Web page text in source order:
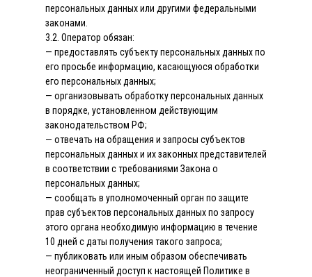
персональных данных или другими федеральными
законами.
3.2. Оператор обязан:
— предоставлять субъекту персональных данных по
его просьбе информацию, касающуюся обработки
его персональных данных;
— организовывать обработку персональных данных
в порядке, установленном действующим
законодательством РФ;
— отвечать на обращения и запросы субъектов
персональных данных и их законных представителей
в соответствии с требованиями Закона о
персональных данных;
— сообщать в уполномоченный орган по защите
прав субъектов персональных данных по запросу
этого органа необходимую информацию в течение
10 дней с даты получения такого запроса;
— публиковать или иным образом обеспечивать
неограниченный доступ к настоящей Политике в